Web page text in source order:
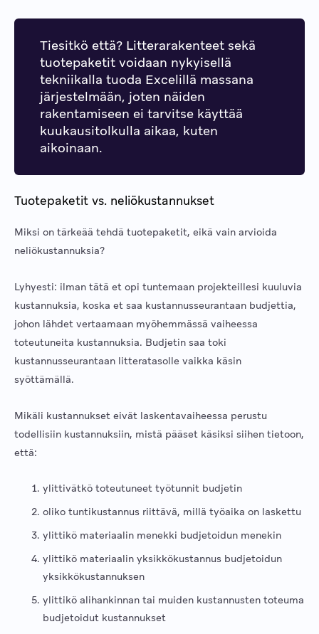
Tiesitkö että? Litterarakenteet sekä
tuotepaketit voidaan nykyisellä
tekniikalla tuoda Excelillä massana
järjestelmään, joten näiden
rakentamiseen ei tarvitse käyttää
kuukausitolkulla aikaa, kuten
aikoinaan.
Tuotepaketit vs. neliökustannukset
Miksi on tärkeää tehdä tuotepaketit, eikä vain arvioida
neliökustannuksia?
Lyhyesti: ilman tätä et opi tuntemaan projekteillesi kuuluvia
kustannuksia, koska et saa kustannusseurantaan budjettia,
johon lähdet vertaamaan myöhemmässä vaiheessa
toteutuneita kustannuksia. Budjetin saa toki
kustannusseurantaan litteratasolle vaikka käsin
syöttämällä.
Mikäli kustannukset eivät laskentavaiheessa perustu
todellisiin kustannuksiin, mistä pääset käsiksi siihen tietoon,
että:
ylittivätkö toteutuneet työtunnit budjetin
oliko tuntikustannus riittävä, millä työaika on laskettu
ylittikö materiaalin menekki budjetoidun menekin
ylittikö materiaalin yksikkökustannus budjetoidun
yksikkökustannuksen
ylittikö alihankinnan tai muiden kustannusten toteuma
budjetoidut kustannukset